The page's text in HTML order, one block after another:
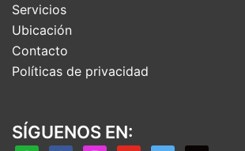
Servicios
Ubicación
Contacto
Políticas de privacidad
SÍGUENOS EN: